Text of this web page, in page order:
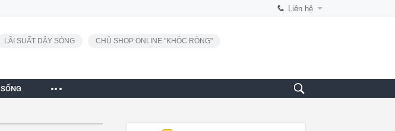
Liên hệ
LÃI SUẤT DẬY SÓNG CHỦ SHOP ONLINE "KHÓC RÒNG"
SỐNG